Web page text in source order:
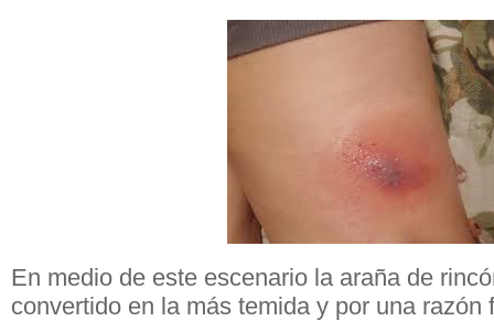
En medio de este escenario la araña de
convertido en la más temida y por una